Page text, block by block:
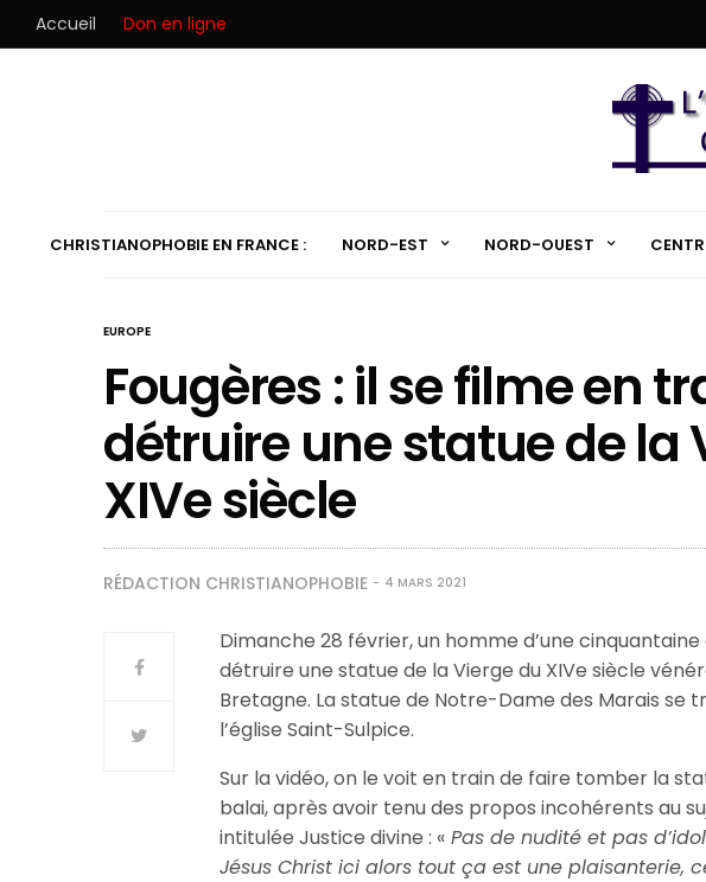
Accueil Don en ligne
CHRISTIANOPHOBIE EN FRANCE : NORD-EST NORD-OUEST
EUROPE
Fougères : il se filme en
détruire une statue de la
XIVe siècle
RÉDACTION CHRISTIANOPHOBIE 4 MARS 2021
Dimanche 28 février, un homme d’une cinquantaine
détruire une statue de la Vierge du XIVe siècle
Bretagne. La statue de Notre-Dame des Marais se
l’église Saint-Sulpice.
Sur la vidéo, on le voit en train de faire tomber la
balai, après avoir tenu des propos incohérents au
intitulée Justice divine : « Pas de nudité et pas
Jésus Christ ici alors tout ça est une plaisanterie,